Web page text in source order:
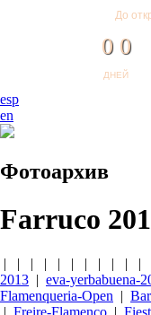
До
ДНЕЙ
0 0
esp
en
Фотоархив
Farruco
| | | | | | | | | | |
2013 | eva-yerbabuena-
Flamenqueria-Open |
| Freire-Flamenco |